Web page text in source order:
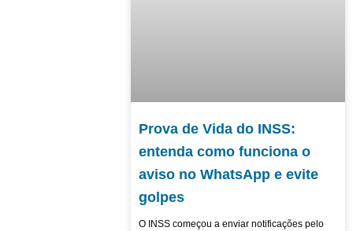
Prova de Vida do INSS:
entenda como funciona o
aviso no WhatsApp e evite
golpes
O INSS começou a enviar notificações pelo